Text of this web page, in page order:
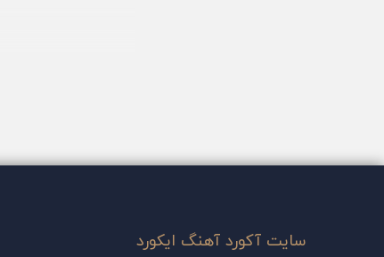
سایت آکورد آهنگ ایکورد